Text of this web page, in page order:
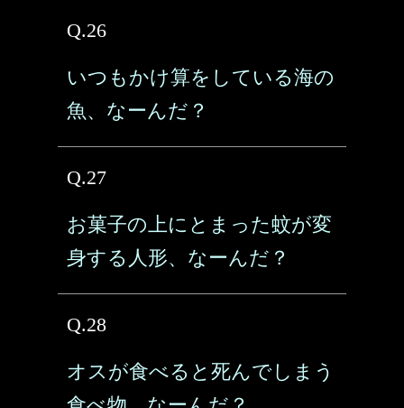
Q.26
いつもかけ算をしている海の
魚、なーんだ？
Q.27
お菓子の上にとまった蚊が変
身する人形、なーんだ？
Q.28
オスが食べると死んでしまう